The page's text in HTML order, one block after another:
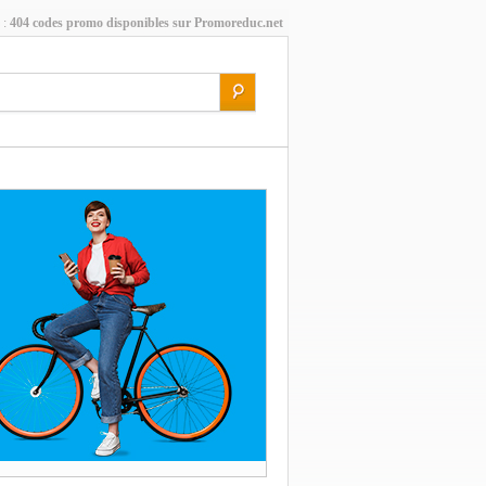
: 404 codes promo disponibles sur Promoreduc.net